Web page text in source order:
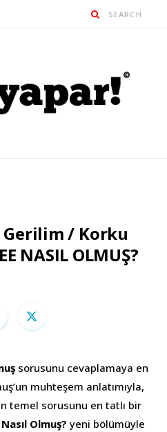
Gerilim / Korku
NASIL OLMUŞ?
sorusunu cevaplamaya en
muhteşem anlatımıyla,
temel sorusunu en tatlı bir
Nasıl Olmuş? yeni bölümüyle